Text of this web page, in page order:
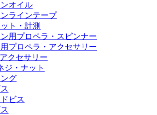
オイル
ンラインテープ
ト・計測
用プロペラ・スピンナー
プロペラ・アクセサリー
アクセサリー
ジ・ナット
グ
ビス